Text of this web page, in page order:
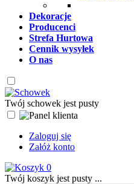
Dekoracje
Producenci
Strefa Hurtowa
Cennik wysyłek
O nas
Twój schowek jest pusty
Zaloguj się
Załóż konto
0
Twój koszyk jest pusty ...